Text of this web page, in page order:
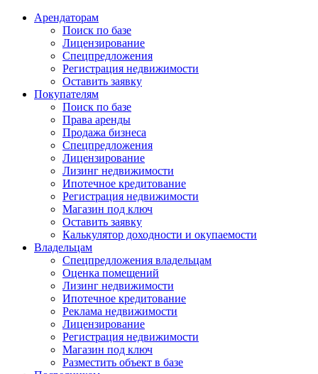
Арендаторам
Поиск по базе
Лицензирование
Спецпредложения
Регистрация недвижимости
Оставить заявку
Покупателям
Поиск по базе
Права аренды
Продажа бизнеса
Спецпредложения
Лицензирование
Лизинг недвижимости
Ипотечное кредитование
Регистрация недвижимости
Магазин под ключ
Оставить заявку
Калькулятор доходности и окупаемости
Владельцам
Спецпредложения владельцам
Оценка помещений
Лизинг недвижимости
Ипотечное кредитование
Реклама недвижимости
Лицензирование
Регистрация недвижимости
Магазин под ключ
Разместить объект в базе